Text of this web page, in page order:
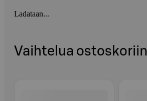
Ladataan...
Vaihtelua ostoskoriin